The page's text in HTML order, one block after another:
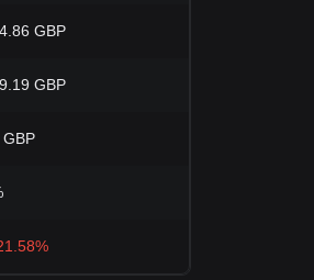
GBP
GBP
GBP